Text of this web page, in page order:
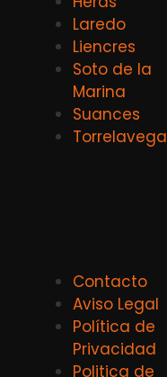
Laredo
Liencres
Soto de la
Marina
Suances
Torrelavega
Contacto
Aviso Legal
Política de
Privacidad
Politica de